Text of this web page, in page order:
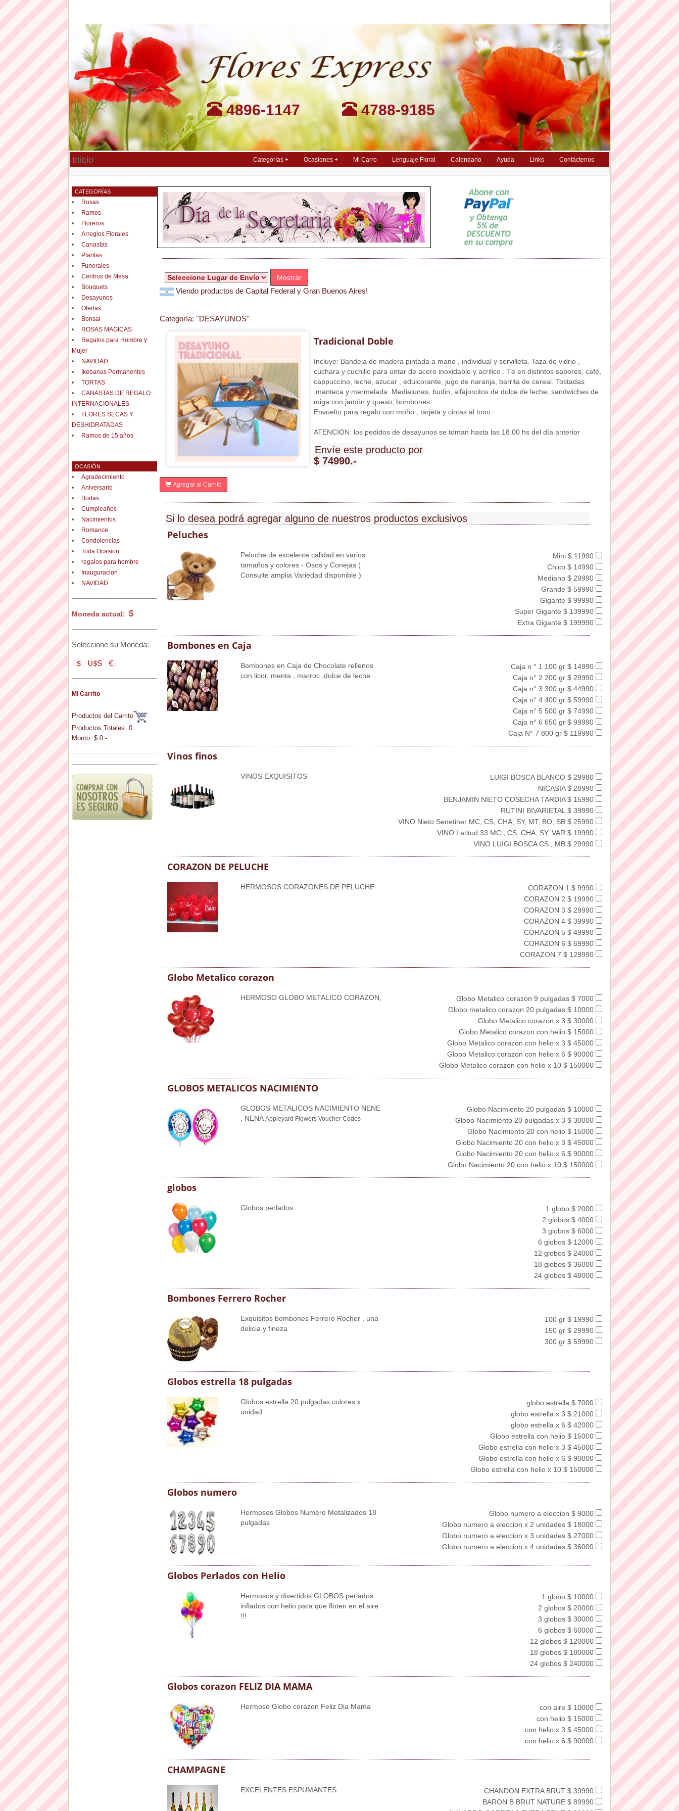
4896-1147 4788-9185
Inicio Categorías + Ocasiones + Mi Carro Lenguaje Floral Calendario Ayuda Links Contáctenos
CATEGORÍAS
Rosas
Ramos
Floreros
Arreglos Florales
Canastas
Plantas
Funerales
Centros de Mesa
Bouquets
Desayunos
Ofertas
Bonsai
ROSAS MAGICAS
Regalos para Hombre y
Mujer
NAVIDAD
Ikebanas Permanentes
TORTAS
CANASTAS DE REGALO
INTERNACIONALES
FLORES SECAS Y
DESHIDRATADAS
Ramos de 15 años
OCASIÓN
Agradecimiento
Aniversario
Bodas
Cumpleaños
Nacimientos
Romance
Condolencias
Toda Ocasion
regalos para hombre
Inauguracion
NAVIDAD
Moneda actual:
Seleccione su Moneda:
Mi Carrito
Productos del Carrito
Productos Totales: 0
Monto: $ 0.-
Mostrar
Viendo productos de Capital Federal y Gran Buenos Aires!
Categoría: ''DESAYUNOS''
Tradicional Doble
Incluye: Bandeja de madera pintada a mano , individual y servilleta. Taza de vidrio ,
cuchara y cuchillo para untar de acero inoxidable y acrilico . Té en distintos sabores, café,
cappuccino, leche, azucar , edulcorante, jugo de naranja, barrita de cereal. Tostadas
,manteca y mermelada. Medialunas, budin, alfajorcitos de dulce de leche, sandwiches de
miga con jamón y queso, bombones.
Envuelto para regalo con moño , tarjeta y cintas al tono.
ATENCION: los pedidos de desayunos se toman hasta las 18.00 hs del día anterior
Envíe este producto por
$ 74990.-
Agregar al Carrito
Si lo desea podrá agregar alguno de nuestros productos exclusivos
Peluches
Peluche de excelente calidad en varios
tamaños y colores - Osos y Conejas (
Consulte amplia Variedad disponible )
Mini $ 11990
Chico $ 14990
Mediano $ 29990
Grande $ 59990
Gigante $ 99990
Super Gigante $ 139990
Extra Gigante $ 199990
Bombones en Caja
Bombones en Caja de Chocolate rellenos
con licor, menta , marroc ,dulce de leche ..
Caja n ° 1 100 gr $ 14990
Caja n° 2 200 gr $ 29990
Caja n° 3 300 gr $ 44990
Caja n° 4 400 gr $ 59990
Caja n° 5 500 gr $ 74990
Caja n° 6 650 gr $ 99990
Caja N° 7 800 gr $ 119990
Vinos finos
VINOS EXQUISITOS
LUIGI BOSCA BLANCO $ 29980
NICASIA $ 28990
BENJAMIN NIETO COSECHA TARDIA $ 15990
RUTINI BIVARIETAL $ 39990
VINO Nieto Senetiner MC, CS, CHA, SY, MT, BO, SB $ 25990
VINO Latitud 33 MC , CS, CHA, SY, VAR $ 19990
VINO LUIGI BOSCA CS , MB $ 29990
CORAZON DE PELUCHE
HERMOSOS CORAZONES DE PELUCHE
CORAZON 1 $ 9990
CORAZON 2 $ 19990
CORAZON 3 $ 29990
CORAZON 4 $ 39990
CORAZON 5 $ 49990
CORAZON 6 $ 69990
CORAZON 7 $ 129990
Globo Metalico corazon
HERMOSO GLOBO METALICO CORAZON,
Globo Metalico corazon 9 pulgadas $ 7000
Globo metalico corazon 20 pulgadas $ 10000
Globo Metalico corazon x 3 $ 30000
Globo Metalico corazon con helio $ 15000
Globo Metalico corazon con helio x 3 $ 45000
Globo Metalico corazon con helio x 6 $ 90000
Globo Metalico corazon con helio x 10 $ 150000
GLOBOS METALICOS NACIMIENTO
GLOBOS METALICOS NACIMIENTO NENE
, NENA Appleyard Flowers Voucher Codes
Globo Nacimiento 20 pulgadas $ 10000
Globo Nacimiento 20 pulgadas x 3 $ 30000
Globo Nacimiento 20 con helio $ 15000
Globo Nacimiento 20 con helio x 3 $ 45000
Globo Nacimiento 20 con helio x 6 $ 90000
Globo Nacimiento 20 con helio x 10 $ 150000
globos
Globos perlados
1 globo $ 2000
2 globos $ 4000
3 globos $ 6000
6 globos $ 12000
12 globos $ 24000
18 globos $ 36000
24 globos $ 48000
Bombones Ferrero Rocher
Exquisitos bombones Ferrero Rocher , una
delicia y fineza
100 gr $ 19990
150 gr $ 29990
300 gr $ 59990
Globos estrella 18 pulgadas
Globos estrella 20 pulgadas colores x
unidad
globo estrella $ 7000
globo estrella x 3 $ 21000
globo estrella x 6 $ 42000
Globo estrella con helio $ 15000
Globo estrella con helio x 3 $ 45000
Globo estrella con helio x 6 $ 90000
Globo estrella con helio x 10 $ 150000
Globos numero
Hermosos Globos Numero Metalizados 18
pulgadas
Globo numero a eleccion $ 9000
Globo numero a eleccion x 2 unidades $ 18000
Globo numero a eleccion x 3 unidades $ 27000
Globo numero a eleccion x 4 unidades $ 36000
Globos Perlados con Helio
Hermosos y divertidos GLOBOS perlados
inflados con helio para que floten en el aire
!!!
1 globo $ 10000
2 globos $ 20000
3 globos $ 30000
6 globos $ 60000
12 globos $ 120000
18 globos $ 180000
24 globos $ 240000
Globos corazon FELIZ DIA MAMA
Hermoso Globo corazon Feliz Dia Mama
con aire $ 10000
con helio $ 15000
con helio x 3 $ 45000
con helio x 6 $ 90000
CHAMPAGNE
EXCELENTES ESPUMANTES
CHANDON EXTRA BRUT $ 39990
BARON B BRUT NATURE $ 89990